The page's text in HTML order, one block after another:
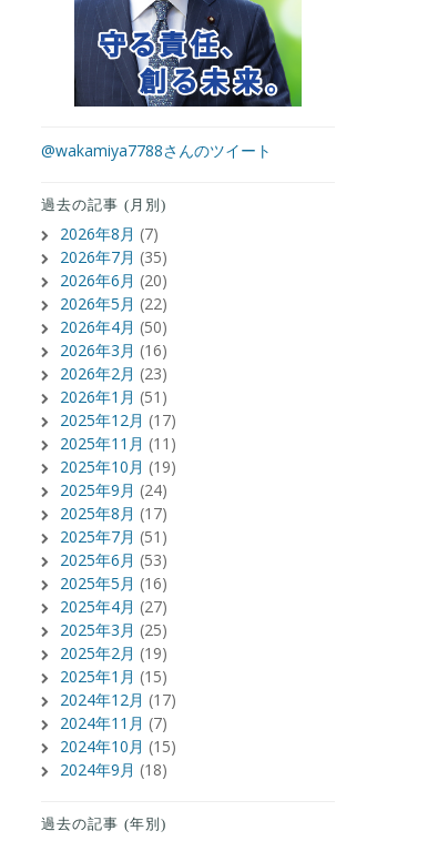
@wakamiya7788さんのツイート
過去の記事 (月別)
2026年8月 (7)
2026年7月 (35)
2026年6月 (20)
2026年5月 (22)
2026年4月 (50)
2026年3月 (16)
2026年2月 (23)
2026年1月 (51)
2025年12月 (17)
2025年11月 (11)
2025年10月 (19)
2025年9月 (24)
2025年8月 (17)
2025年7月 (51)
2025年6月 (53)
2025年5月 (16)
2025年4月 (27)
2025年3月 (25)
2025年2月 (19)
2025年1月 (15)
2024年12月 (17)
2024年11月 (7)
2024年10月 (15)
2024年9月 (18)
過去の記事 (年別)